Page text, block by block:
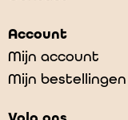
Account
Mijn account
Mijn bestellingen